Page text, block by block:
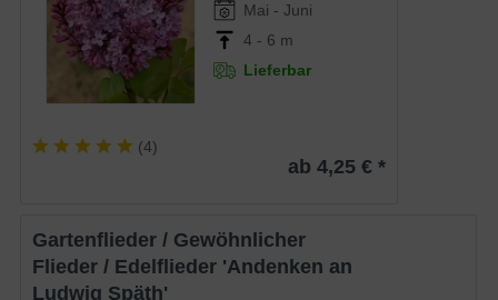
Mai - Juni
4 - 6 m
Lieferbar
(4)
ab 4,25 € *
Gartenflieder / Gewöhnlicher
Flieder / Edelflieder 'Andenken an
Ludwig Späth'